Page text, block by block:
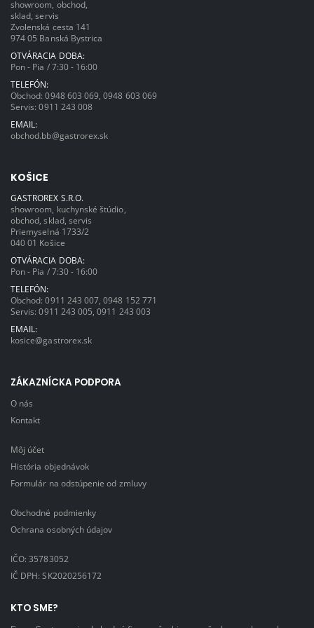
showroom, obchod,
sklad, servis
Zvolenská cesta 141
974 05 Banská Bystrica
OTVÁRACIA DOBA:
Pon - Pia / 7:30 - 16:00
TELEFÓN:
Obchod:0948 603 069 ,0948 603 069
Servis:0911 243 008
EMAIL:
obchod.bb@gastrorex.sk
KOŠICE
GASTROREX S.R.O.
showroom, kuchynské štúdio,
obchod, sklad, servis
Priemyselná 1733/2
040 01 Košice
OTVÁRACIA DOBA:
Pon - Pia / 7:30 - 16:00
TELEFÓN:
Obchod:0911 243 007 ,0948 152 771
Servis:0911 243 005 ,0911 243 003
EMAIL:
kosice@gastrorex.sk
ZÁKAZNÍCKA PODPORA
O nás
Kontakt
Môj účet
História objednávok
Formulár na odstúpenie od zmluvy
Obchodné podmienky
Ochrana osobných údajov
IČO: 35783052
IČ DPH: SK2020256172
KTO SME?